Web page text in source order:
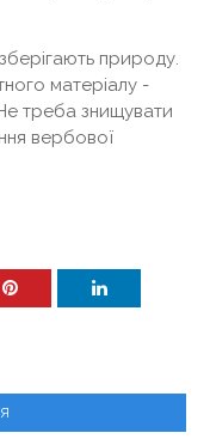
природу.
матеріалу -
треба знищувати
вербової